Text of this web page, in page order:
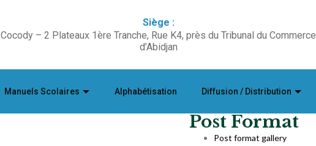
Siège :
Cocody – 2 Plateaux 1ère Tranche, Rue K4, près du Tribunal du Commerce
d’Abidjan
Manuels Scolaires Alphabétisation Diffusion / Distribution
Post Format
Post format gallery